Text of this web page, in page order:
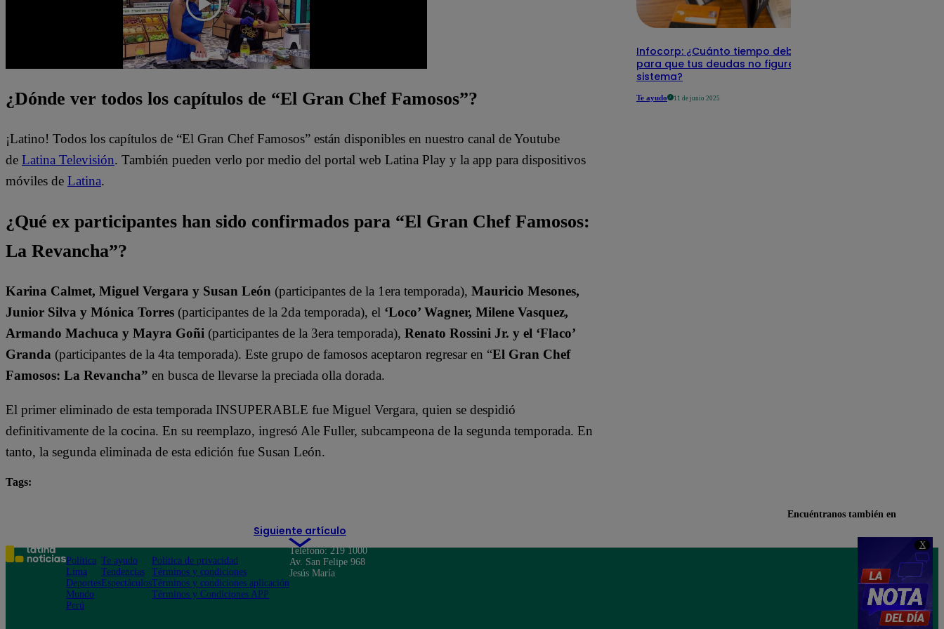
X
¿Dónde ver todos los capítulos de “El Gran Chef Famosos”?
¡Latino! Todos los capítulos de “El Gran Chef Famosos” están disponibles en nuestro canal de Youtube
de Latina Televisión. También pueden verlo por medio del portal web Latina Play y la app para dispositivos
móviles de Latina.
¿Qué ex participantes han sido confirmados para “El Gran Chef Famosos:
La Revancha”?
Karina Calmet, Miguel Vergara y Susan León (participantes de la 1era temporada), Mauricio Mesones,
Junior Silva y Mónica Torres (participantes de la 2da temporada), el ‘Loco’ Wagner, Milene Vasquez,
Armando Machuca y Mayra Goñi (participantes de la 3era temporada), Renato Rossini Jr. y el ‘Flaco’
Granda (participantes de la 4ta temporada). Este grupo de famosos aceptaron regresar en “El Gran Chef
Famosos: La Revancha” en busca de llevarse la preciada olla dorada.
El primer eliminado de esta temporada INSUPERABLE fue Miguel Vergara, quien se despidió
definitivamente de la cocina. En su reemplazo, ingresó Ale Fuller, subcampeona de la segunda temporada. En
tanto, la segunda eliminada de esta edición fue Susan León.
Tags:
Siguiente artículo
Infocorp: ¿Cuánto tiempo debe pasar
para que tus deudas no figuren en su
sistema?
Te ayudo 11 de junio 2025
Encuéntranos también en
Política
Lima
Deportes
Mundo
Perú
Te ayudo
Tendencias
Espectáculos
Política de privacidad
Términos y condiciones
Términos y condiciones aplicación
Términos y Condiciones APP
Teléfono: 219 1000
Av. San Felipe 968
Jesús María